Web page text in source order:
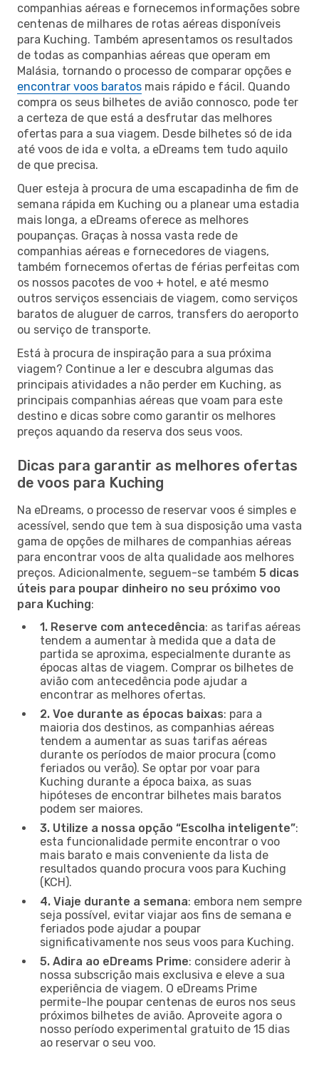
companhias aéreas e fornecemos informações sobre
centenas de milhares de rotas aéreas disponíveis
para Kuching. Também apresentamos os resultados
de todas as companhias aéreas que operam em
Malásia, tornando o processo de comparar opções e
encontrar voos baratos mais rápido e fácil. Quando
compra os seus bilhetes de avião connosco, pode ter
a certeza de que está a desfrutar das melhores
ofertas para a sua viagem. Desde bilhetes só de ida
até voos de ida e volta, a eDreams tem tudo aquilo
de que precisa.
Quer esteja à procura de uma escapadinha de fim de
semana rápida em Kuching ou a planear uma estadia
mais longa, a eDreams oferece as melhores
poupanças. Graças à nossa vasta rede de
companhias aéreas e fornecedores de viagens,
também fornecemos ofertas de férias perfeitas com
os nossos pacotes de voo + hotel, e até mesmo
outros serviços essenciais de viagem, como serviços
baratos de aluguer de carros, transfers do aeroporto
ou serviço de transporte.
Está à procura de inspiração para a sua próxima
viagem? Continue a ler e descubra algumas das
principais atividades a não perder em Kuching, as
principais companhias aéreas que voam para este
destino e dicas sobre como garantir os melhores
preços aquando da reserva dos seus voos.
Dicas para garantir as melhores ofertas
de voos para Kuching
Na eDreams, o processo de reservar voos é simples e
acessível, sendo que tem à sua disposição uma vasta
gama de opções de milhares de companhias aéreas
para encontrar voos de alta qualidade aos melhores
preços. Adicionalmente, seguem-se também 5 dicas
úteis para poupar dinheiro no seu próximo voo
para Kuching:
1. Reserve com antecedência: as tarifas aéreas
tendem a aumentar à medida que a data de
partida se aproxima, especialmente durante as
épocas altas de viagem. Comprar os bilhetes de
avião com antecedência pode ajudar a
encontrar as melhores ofertas.
2. Voe durante as épocas baixas: para a
maioria dos destinos, as companhias aéreas
tendem a aumentar as suas tarifas aéreas
durante os períodos de maior procura (como
feriados ou verão). Se optar por voar para
Kuching durante a época baixa, as suas
hipóteses de encontrar bilhetes mais baratos
podem ser maiores.
3. Utilize a nossa opção “Escolha inteligente”:
esta funcionalidade permite encontrar o voo
mais barato e mais conveniente da lista de
resultados quando procura voos para Kuching
(KCH).
4. Viaje durante a semana: embora nem sempre
seja possível, evitar viajar aos fins de semana e
feriados pode ajudar a poupar
significativamente nos seus voos para Kuching.
5. Adira ao eDreams Prime: considere aderir à
nossa subscrição mais exclusiva e eleve a sua
experiência de viagem. O eDreams Prime
permite-lhe poupar centenas de euros nos seus
próximos bilhetes de avião. Aproveite agora o
nosso período experimental gratuito de 15 dias
ao reservar o seu voo.